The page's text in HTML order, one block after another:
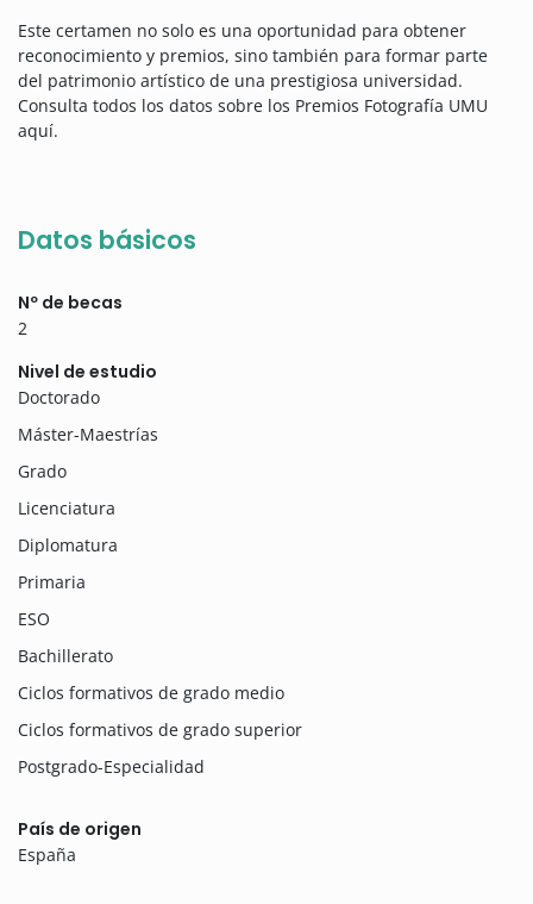
Este certamen no solo es una oportunidad para obtener
reconocimiento y premios, sino también para formar parte
del patrimonio artístico de una prestigiosa universidad.
Consulta todos los datos sobre los Premios Fotografía UMU
aquí.
Datos básicos
Nº de becas
2
Nivel de estudio
Doctorado
Máster-Maestrías
Grado
Licenciatura
Diplomatura
Primaria
ESO
Bachillerato
Ciclos formativos de grado medio
Ciclos formativos de grado superior
Postgrado-Especialidad
País de origen
España